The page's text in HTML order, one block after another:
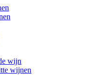
wijn
wijnen